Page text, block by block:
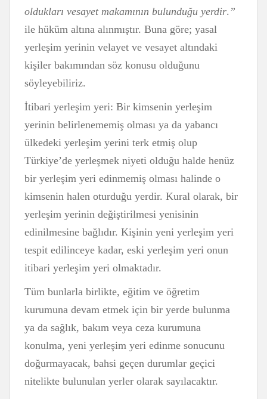
oldukları vesayet makamının bulunduğu yerdir. ”
ile hüküm altına alınmıştır. Buna göre; yasal
yerleşim yerinin velayet ve vesayet altındaki
kişiler bakımından söz konusu olduğunu
söyleyebiliriz.
İtibari yerleşim yeri: Bir kimsenin yerleşim
yerinin belirlenememiş olması ya da yabancı
ülkedeki yerleşim yerini terk etmiş olup
Türkiye’de yerleşmek niyeti olduğu halde henüz
bir yerleşim yeri edinmemiş olması halinde o
kimsenin halen oturduğu yerdir. Kural olarak, bir
yerleşim yerinin değiştirilmesi yenisinin
edinilmesine bağlıdır. Kişinin yeni yerleşim yeri
tespit edilinceye kadar, eski yerleşim yeri onun
itibari yerleşim yeri olmaktadır.
Tüm bunlarla birlikte, eğitim ve öğretim
kurumuna devam etmek için bir yerde bulunma
ya da sağlık, bakım veya ceza kurumuna
konulma, yeni yerleşim yeri edinme sonucunu
doğurmayacak, bahsi geçen durumlar geçici
nitelikte bulunulan yerler olarak sayılacaktır.